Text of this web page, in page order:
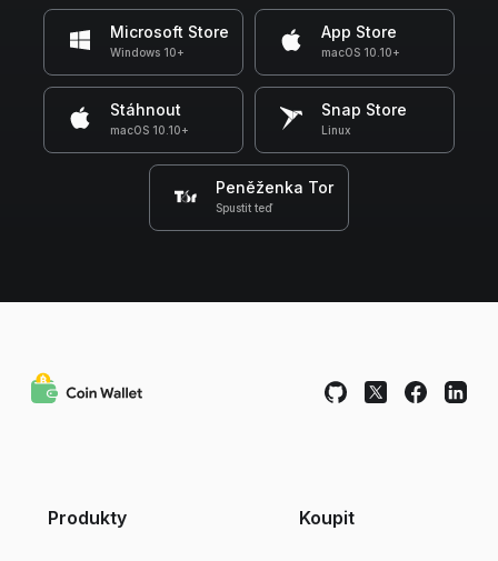
Microsoft Store
Windows 10+
App Store
macOS 10.10+
Stáhnout
macOS 10.10+
Snap Store
Linux
Peněženka Tor
Spustit teď
Produkty Koupit